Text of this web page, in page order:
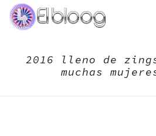
2016 lleno de
muchas